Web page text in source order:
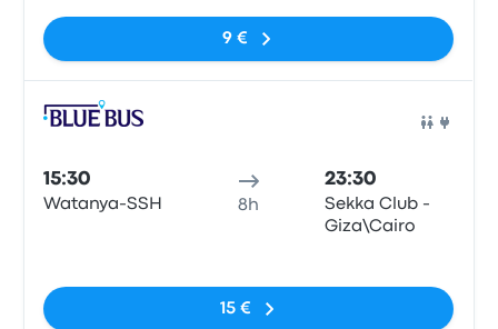
9 €
15:30
Watanya-SSH 8h
23:30
Sekka Club -
Giza\Cairo
15 €